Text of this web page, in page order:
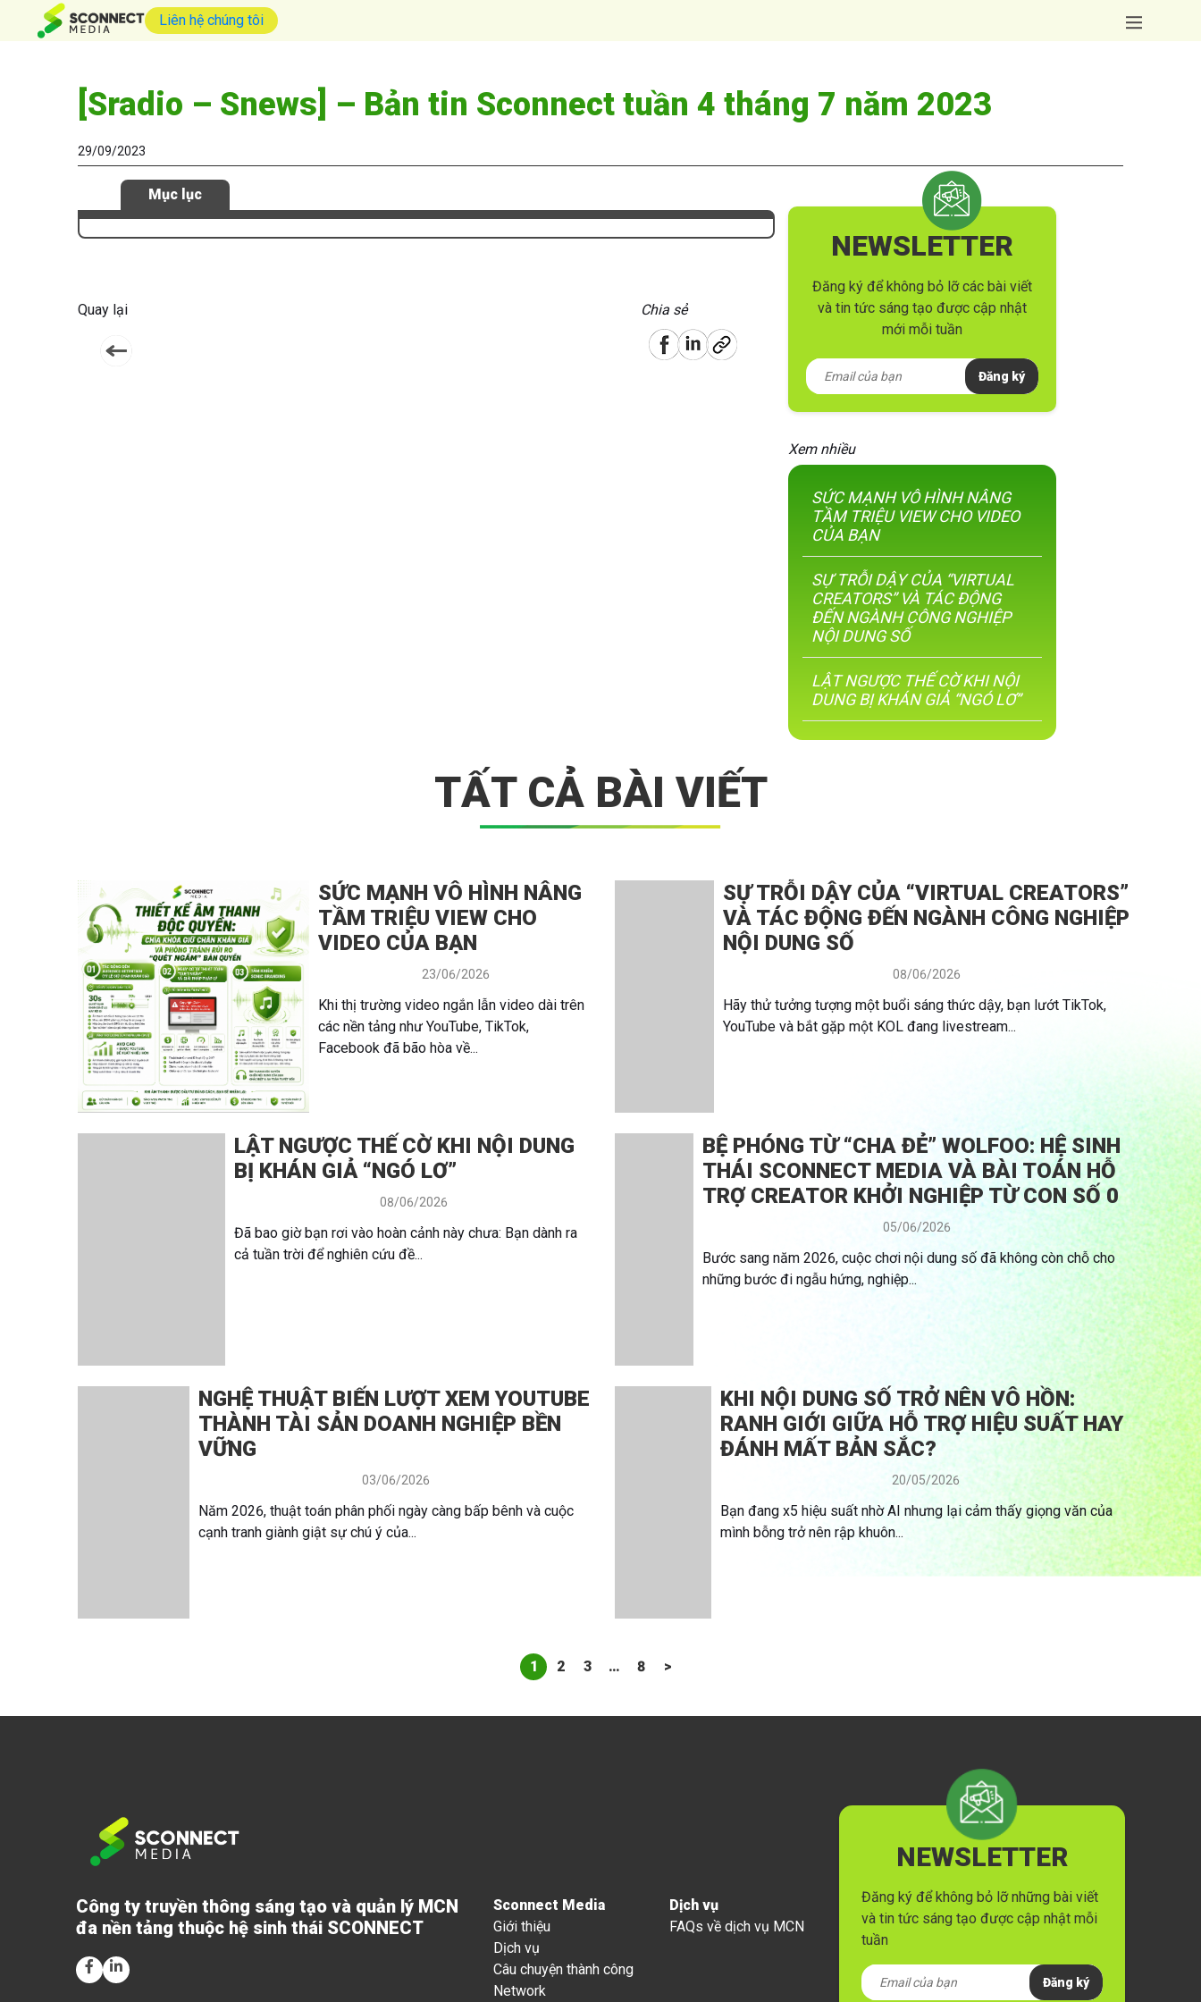
Liên hệ chúng tôi
[Sradio – Snews] – Bản tin Sconnect tuần 4 tháng 7 năm 2023
29/09/2023
Mục lục
Quay lại Chia sẻ
NEWSLETTER
Đăng ký để không bỏ lỡ các bài viết
và tin tức sáng tạo được cập nhật
mới mỗi tuần
Đăng ký
Xem nhiều
SỨC MẠNH VÔ HÌNH NÂNG
TẦM TRIỆU VIEW CHO VIDEO
CỦA BẠN
SỰ TRỖI DẬY CỦA “VIRTUAL
CREATORS” VÀ TÁC ĐỘNG
ĐẾN NGÀNH CÔNG NGHIỆP
NỘI DUNG SỐ
LẬT NGƯỢC THẾ CỜ KHI NỘI
DUNG BỊ KHÁN GIẢ “NGÓ LƠ”
TẤT CẢ BÀI VIẾT
SỨC MẠNH VÔ HÌNH NÂNG
TẦM TRIỆU VIEW CHO
VIDEO CỦA BẠN
23/06/2026
Khi thị trường video ngắn lẫn video dài trên
các nền tảng như YouTube, TikTok,
Facebook đã bão hòa về...
SỰ TRỖI DẬY CỦA “VIRTUAL CREATORS”
VÀ TÁC ĐỘNG ĐẾN NGÀNH CÔNG NGHIỆP
NỘI DUNG SỐ
08/06/2026
Hãy thử tưởng tượng một buổi sáng thức dậy, bạn lướt TikTok,
YouTube và bắt gặp một KOL đang livestream...
LẬT NGƯỢC THẾ CỜ KHI NỘI DUNG
BỊ KHÁN GIẢ “NGÓ LƠ”
08/06/2026
Đã bao giờ bạn rơi vào hoàn cảnh này chưa: Bạn dành ra
cả tuần trời để nghiên cứu đề...
BỆ PHÓNG TỪ “CHA ĐẺ” WOLFOO: HỆ SINH
THÁI SCONNECT MEDIA VÀ BÀI TOÁN HỖ
TRỢ CREATOR KHỞI NGHIỆP TỪ CON SỐ 0
05/06/2026
Bước sang năm 2026, cuộc chơi nội dung số đã không còn chỗ cho
những bước đi ngẫu hứng, nghiệp...
NGHỆ THUẬT BIẾN LƯỢT XEM YOUTUBE
THÀNH TÀI SẢN DOANH NGHIỆP BỀN
VỮNG
03/06/2026
Năm 2026, thuật toán phân phối ngày càng bấp bênh và cuộc
cạnh tranh giành giật sự chú ý của...
KHI NỘI DUNG SỐ TRỞ NÊN VÔ HỒN:
RANH GIỚI GIỮA HỖ TRỢ HIỆU SUẤT HAY
ĐÁNH MẤT BẢN SẮC?
20/05/2026
Bạn đang x5 hiệu suất nhờ AI nhưng lại cảm thấy giọng văn của
mình bỗng trở nên rập khuôn...
1 2 3 … 8 >
Công ty truyền thông sáng tạo và quản lý MCN
đa nền tảng thuộc hệ sinh thái SCONNECT
Sconnect Media
Giới thiệu
Dịch vụ
Câu chuyện thành công
Network
Dịch vụ
FAQs về dịch vụ MCN
NEWSLETTER
Đăng ký để không bỏ lỡ những bài viết
và tin tức sáng tạo được cập nhật mỗi
tuần
Đăng ký